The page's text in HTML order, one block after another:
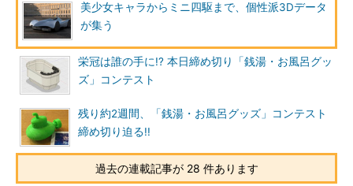
美少女キャラからミニ四駆まで、個性派3Dデータ
が集う
栄冠は誰の手に!? 本日締め切り「銭湯・お風呂グッ
ズ」コンテスト
残り約2週間、「銭湯・お風呂グッズ」コンテスト
締め切り迫る!!
過去の連載記事が 28 件あります